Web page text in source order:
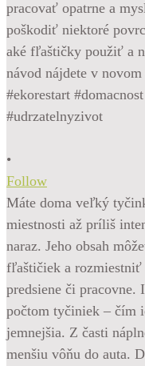
•
Follow
Máte doma veľký
miestnosti až príliš
naraz. Jeho obsah
fľaštičiek a rozmiestniť
predsiene či pracovne.
počtom tyčiniek – čím
jemnejšia. Z časti
menšiu vôňu do auta.